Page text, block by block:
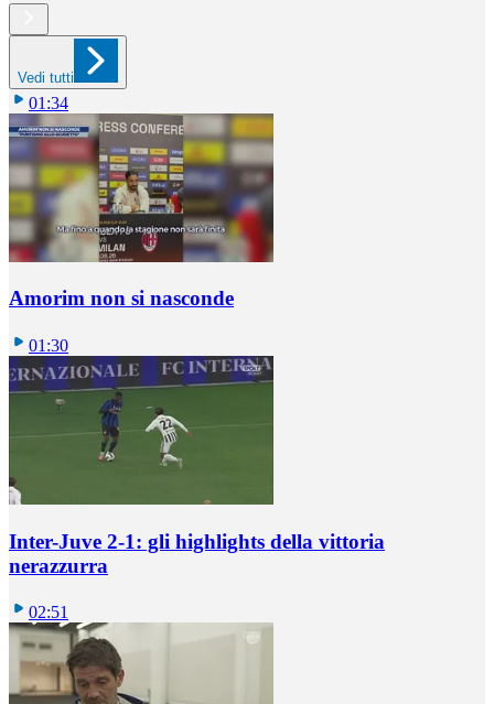
Vedi tutti
01:34
Amorim non si nasconde
01:30
Inter-Juve 2-1: gli highlights della vittoria
nerazzurra
02:51